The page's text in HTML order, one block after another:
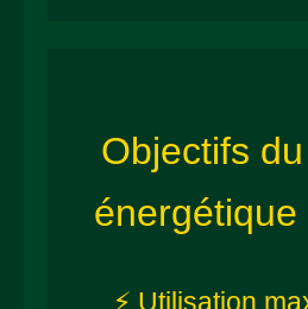
Objectifs
⚡ Utilisation